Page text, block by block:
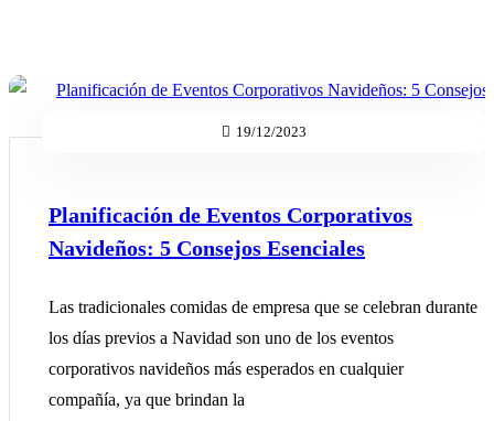
19/12/2023
Planificación de Eventos Corporativos
Navideños: 5 Consejos Esenciales
Las tradicionales comidas de empresa que se celebran durante
los días previos a Navidad son uno de los eventos
corporativos navideños más esperados en cualquier
compañía, ya que brindan la